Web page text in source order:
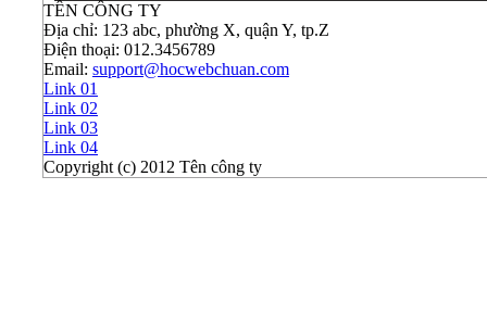
TÊN CÔNG TY
Địa chỉ: 123 abc, phường X, quận Y, tp.Z
Điện thoại: 012.3456789
Email: support@hocwebchuan.com
Link 01
Link 02
Link 03
Link 04
Copyright (c) 2012 Tên công ty